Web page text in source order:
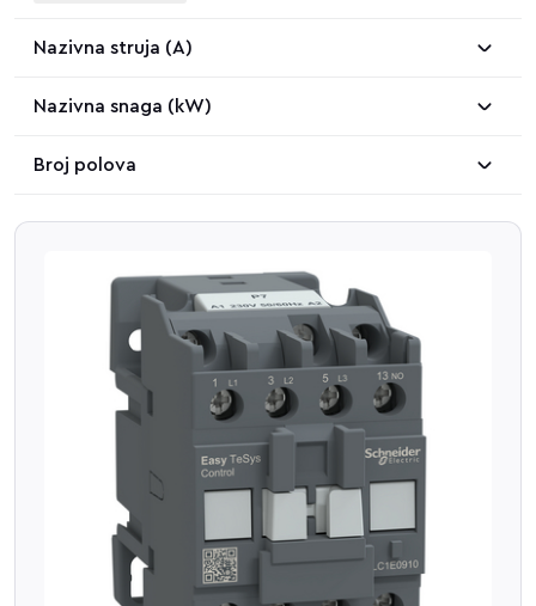
Nazivna struja (A)
Nazivna snaga (kW)
Broj polova